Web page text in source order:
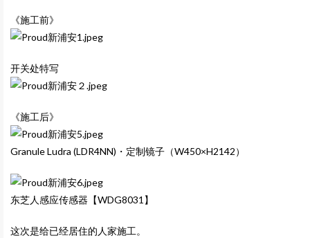
《施工前》
开关处特写
《施工后》
Granule Ludra (LDR4NN)・定制镜子（W450×H2142）
东芝人感应传感器【WDG8031】
这次是给已经居住的人家施工。